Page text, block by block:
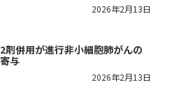
2026年2月13日
剤併用が進行非小細胞肺がんの
与
2026年2月13日